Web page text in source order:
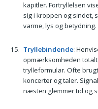
kapitler. Fortryllelsen
sig i kroppen og sindet,
varme, lys og betydning.
Tryllebindende:
opmærksomheden
trylleformular. Ofte
koncerter og taler.
næsten glemmer tid og